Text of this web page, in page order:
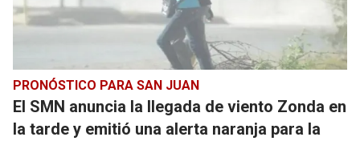
PRONÓSTICO PARA SAN JUAN
El SMN anuncia la llegada de viento Zonda en
la tarde y emitió una alerta naranja para la